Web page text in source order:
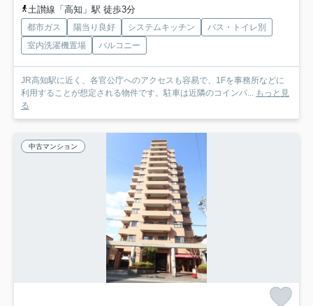
土讃線「高知」駅 徒歩3分
都市ガス 陽当り良好 システムキッチン
バス・トイレ別
室内洗濯機置場
バルコニー
JR高知駅に近く、各官公庁へのアクセスも容易で、1Fを事務所などに
利用することが想定される物件です。駐車は近隣のコインパ...
もっと見
る
中古マンション